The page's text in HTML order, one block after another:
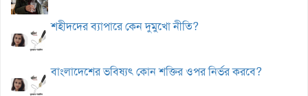
শহীদদের ব্যাপারে কেন দুমুখো নীতি?
বাংলাদেশের ভবিষ্যৎ কোন শক্তির ওপর নির্ভর করবে?